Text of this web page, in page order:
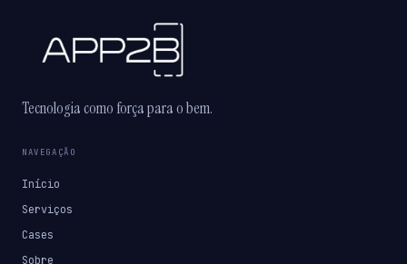
Tecnologia como força para o bem.
NAVEGAÇÃO
Início
Serviços
Cases
Sobre